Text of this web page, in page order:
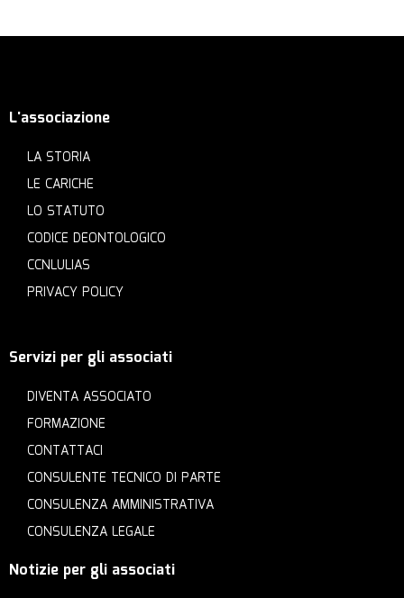
L'associazione
LA STORIA
LE CARICHE
LO STATUTO
CODICE DEONTOLOGICO
CCNLULIAS
PRIVACY POLICY
Servizi per gli associati
DIVENTA ASSOCIATO
FORMAZIONE
CONTATTACI
CONSULENTE TECNICO DI PARTE
CONSULENZA AMMINISTRATIVA
CONSULENZA LEGALE
Notizie per gli associati